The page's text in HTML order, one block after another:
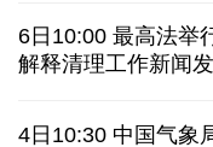
俄黑客称获取北约
全球媒体聚焦︱外
6日10:00 最高法举
解释清理工作新闻
4日10:30 中国气象